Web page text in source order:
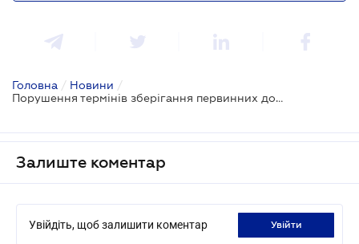
Головна / Новини /
Порушення термінів зберігання первинних документів: які штрафи
Залиште коментар
Увійдіть, щоб залишити коментар увійти